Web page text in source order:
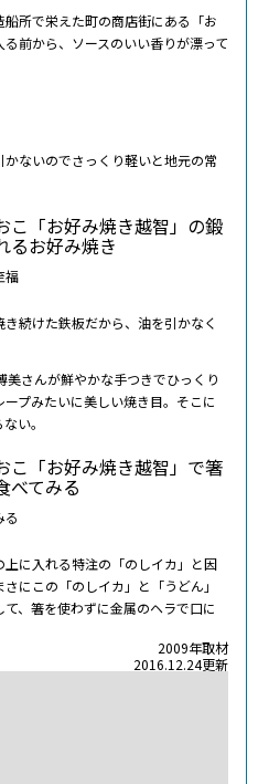
所で栄えた町の商店街にある「お
前から、ソースのいい香りが漂って
ないのでさっくり軽いと地元の常
福
き続けた鉄板だから、油を引かなく
さんが鮮やかな手つきでひっくり
プみたいに美しい焼き目。そこに
い。
る
に入れる特注の「のしイカ」と因
にこの「のしイカ」と「うどん」
、箸を使わずに金属のヘラで口に
2009年取材
2016.12.24更新